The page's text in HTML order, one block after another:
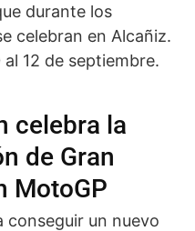
durante los
celebran en Alcañiz.
al 12 de septiembre.
celebra la
de Gran
MotoGP
conseguir un nuevo